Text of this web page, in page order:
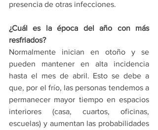
presencia de otras infecciones.
¿Cuál es la época del año con más
resfriados?
Normalmente inician en otoño y se
pueden mantener en alta incidencia
hasta el mes de abril. Esto se debe a
que, por el frío, las personas tendemos a
permanecer mayor tiempo en espacios
interiores (casa, cuartos, oficinas,
escuelas) y aumentan las probabilidades